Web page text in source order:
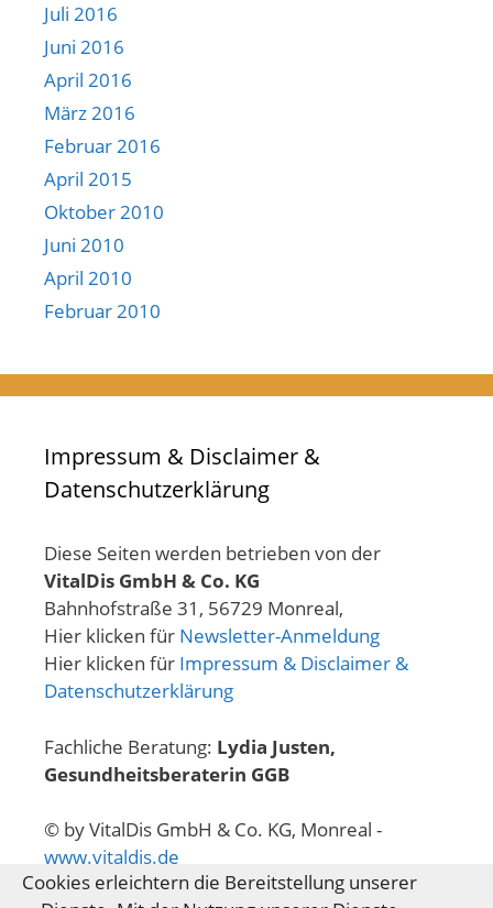
Juli 2016
Juni 2016
April 2016
März 2016
Februar 2016
April 2015
Oktober 2010
Juni 2010
April 2010
Februar 2010
Impressum & Disclaimer &
Datenschutzerklärung
Diese Seiten werden betrieben von der
VitalDis GmbH & Co. KG
Bahnhofstraße 31, 56729 Monreal,
Hier klicken für Newsletter-Anmeldung
Hier klicken für Impressum & Disclaimer &
Datenschutzerklärung
Fachliche Beratung: Lydia Justen,
Gesundheitsberaterin GGB
© by VitalDis GmbH & Co. KG, Monreal -
www.vitaldis.de
Cookies erleichtern die Bereitstellung unserer